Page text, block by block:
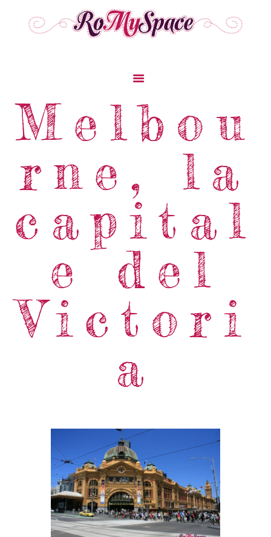
Melbou
rne, la
capital
e del
Victori
a
Storie Di Viaggio
Cibo Dal Mondo
News & Tips
Contatti